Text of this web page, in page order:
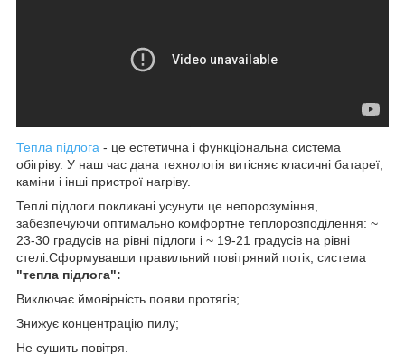
Тепла підлога - це естетична і функціональна система
обігріву. У наш час дана технологія витісняє класичні батареї,
каміни і інші пристрої нагріву.
Теплі підлоги покликані усунути це непорозуміння,
забезпечуючи оптимально комфортне теплорозподілення: ~
23-30 градусів на рівні підлоги і ~ 19-21 градусів на рівні
стелі.Сформувавши правильний повітряний потік, система
"тепла підлога":
Виключає ймовірність появи протягів;
Знижує концентрацію пилу;
Не сушить повітря.